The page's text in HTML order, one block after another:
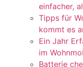
einfacher,
Tipps für
kommt es
Ein Jahr
im
Batterie